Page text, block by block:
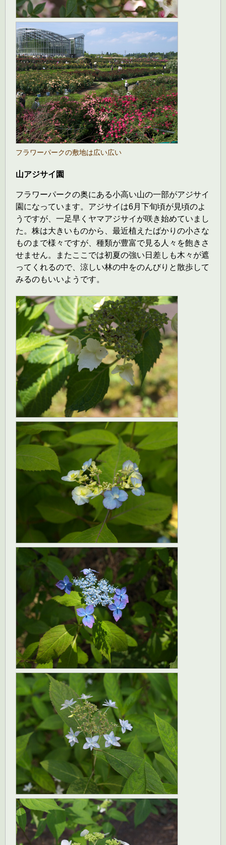
フラワーパークの敷地は広い広い
山アジサイ園
フラワーパークの奥にある小高い山の一部がアジサイ
園になっています。アジサイは6月下旬頃が見頃のよ
うですが、一足早くヤマアジサイが咲き始めていまし
た。株は大きいものから、最近植えたばかりの小さな
ものまで様々ですが、種類が豊富で見る人々を飽きさ
せません。またここでは初夏の強い日差しも木々が遮
ってくれるので、涼しい林の中をのんびりと散歩して
みるのもいいようです。